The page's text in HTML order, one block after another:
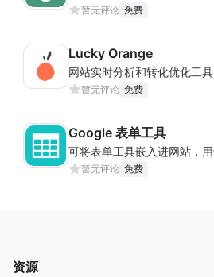
暂无评论 免费
Lucky Orange
网站实时分析和转化优化工具
暂无评论 免费
Google 表单工具
暂无评论 免费
资源